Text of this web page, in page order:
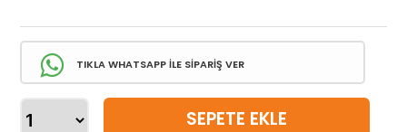
TIKLA WHATSAPP İLE SİPARİŞ VER
SEPETE EKLE